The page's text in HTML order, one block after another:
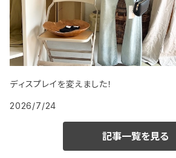
ディスプレイを変えました！
2026/7/24
記事一覧を見る